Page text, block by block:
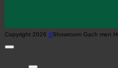
Copyright 2026 ©Showroom Gạch men